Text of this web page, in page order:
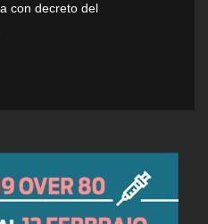
con decreto del